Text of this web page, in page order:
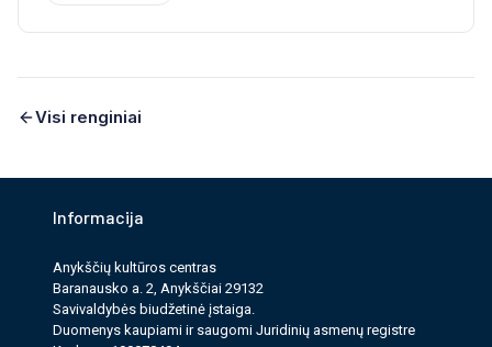
Visi renginiai
Informacija
Anykščių kultūros cen­tras
Baranausko a. 2, Anykščiai 29132
Savi­valdy­bės biudžet­inė įstaiga.
Duomenys kau­pi­ami ir saugomi Juri­dinių asmenų reg­istre